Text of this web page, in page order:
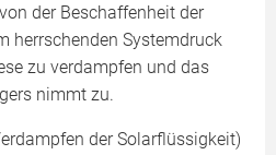
der Beschaffenheit der
herrschenden Systemdruck
zu verdampfen und das
nimmt zu.
der Solarflüssigkeit)